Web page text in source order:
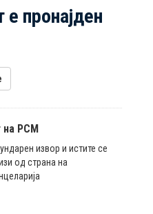
е пронајден
на РСМ
извор и истите се
од страна на